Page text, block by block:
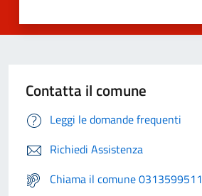
Contatta il comune
Leggi le domande frequenti
Richiedi Assistenza
Chiama il comune 0313599511